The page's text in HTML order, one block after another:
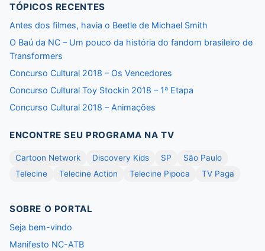
TÓPICOS RECENTES
Antes dos filmes, havia o Beetle de Michael Smith
O Baú da NC – Um pouco da história do fandom brasileiro de
Transformers
Concurso Cultural 2018 – Os Vencedores
Concurso Cultural Toy Stockin 2018 – 1ª Etapa
Concurso Cultural 2018 – Animações
ENCONTRE SEU PROGRAMA NA TV
Cartoon Network Discovery Kids SP
São Paulo
Telecine
Telecine Action Telecine Pipoca TV Paga
SOBRE O PORTAL
Seja bem-vindo
Manifesto NC-ATB